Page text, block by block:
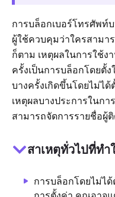
การบล็อกเบอร์โทรศัพท์
ผู้ใช้ควบคุมว่าใครสามา
ก็ตาม เหตุผลในการใช้ง
ครั้งเป็นการบล็อกโดยตั้
บางครั้งเกิดขึ้นโดยไม่ไ
เหตุผลบางประการในก
สามารถจัดการรายชื่อผู้
สาเหตุทั่วไปที่ท
การบล็อกโดยไม่ไ